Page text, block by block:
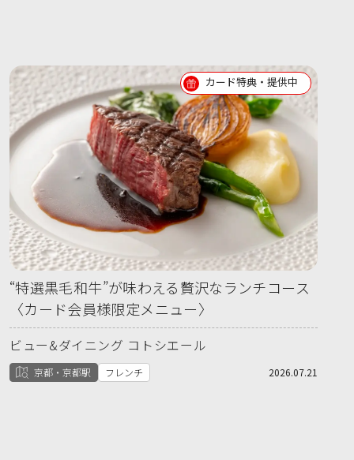
カード特典・提供中
“特選黒毛和牛”が味わえる贅沢なランチコース
〈カード会員様限定メニュー〉
ビュー&ダイニング コトシエール
京都・京都駅 フレンチ 2026.07.21